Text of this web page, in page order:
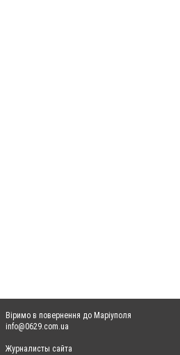
Віримо в повернення до Маріуполя
info@0629.com.ua
Журналисты сайта